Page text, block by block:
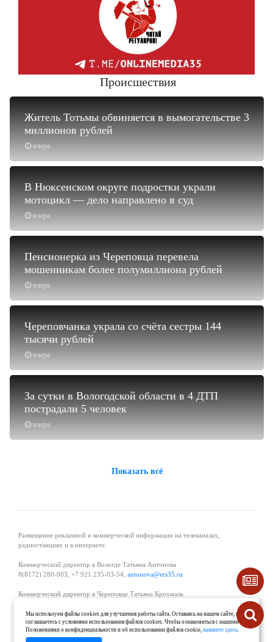
Происшествия
вчера
Житель Тотьмы обвиняется в вымогательстве 3
миллионов рублей
вчера
В Нюксенском округе подростки украли
мотоцикл — дело направлено в суд
вчера
Пенсионерка из Череповца перевела
мошенникам более полумиллиона рублей
вчера
Череповчанка украла со счёта сестры 144
тысячи рублей
вчера
За сутки в Вологодской области в 4 ДТП
пострадали 5 человек
Показать всё
Размещение рекламной и коммерческой информации на телеканалах,
радиостанциях и в интернете.
Коммерческий директор в Вологде Татьяна Антонова
8(8172) 280-003, +7 921 235-03-54, antonova@ers35.ru
Коммерческий директор в Череповце Татьяна Крохмаль
Начальник отдела рекламы в Великом Устюге Екатерина Вьюжанина 8(81738)
2-04-44, +7 921 125-06-40,katrinv81@mail.ru
Мы используем файлы cookies для улучшения работы сайта. Оставаясь на нашем сайте, вы
соглашаетесь с условиями использования файлов cookies. Чтобы ознакомиться с нашими
Положениями о конфиденциальности и об использовании файлов cookie,нажмите здесь.